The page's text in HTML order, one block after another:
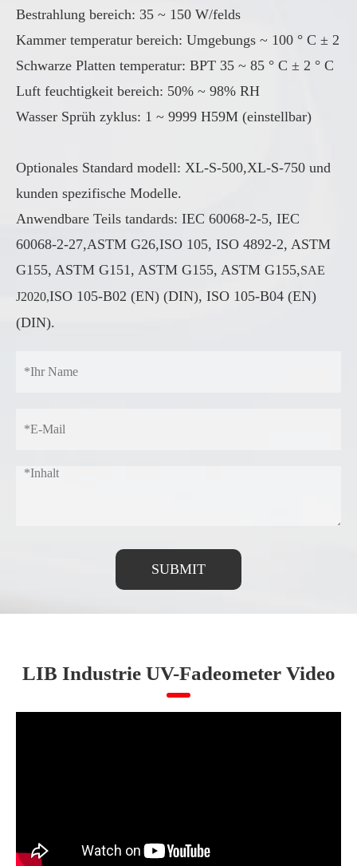
Bestrahlung bereich: 35 ~ 150 W/felds
Kammer temperatur bereich: Umgebungs ~ 100 ° C ± 2
Schwarze Platten temperatur: BPT 35 ~ 85 ° C ± 2 ° C
Luft feuchtigkeit bereich: 50% ~ 98% RH
Wasser Sprüh zyklus: 1 ~ 9999 H59M (einstellbar)
Optionales Standard modell: XL-S-500,XL-S-750 und
kunden spezifische Modelle.
Anwendbare Teils tandards: IEC 60068-2-5, IEC
60068-2-27,ASTM G26,ISO 105, ISO 4892-2, ASTM
G155, ASTM G151, ASTM G155, ASTM G155,SAE
J2020,ISO 105-B02 (EN) (DIN), ISO 105-B04 (EN)
(DIN).
SUBMIT
LIB Industrie UV-Fadeometer Video